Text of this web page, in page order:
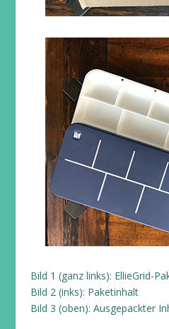
Bild 1 (ganz links): EllieGrid-
Bild 2 (inks): Paketinhalt
Bild 3 (oben): Ausgepackter